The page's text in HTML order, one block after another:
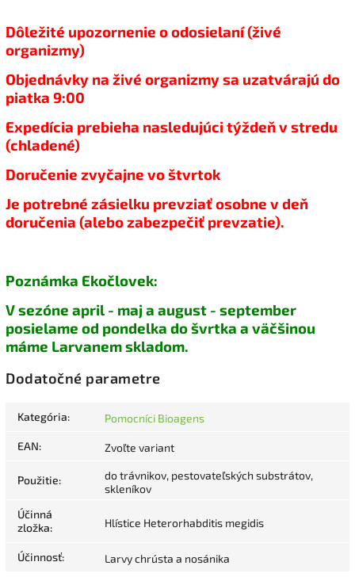
Dôležité upozornenie o odosielaní (živé
organizmy)
Objednávky na živé organizmy sa uzatvárajú do
piatka 9:00
Expedícia prebieha nasledujúci týždeň v stredu
(chladené)
Doručenie zvyčajne vo štvrtok
Je potrebné zásielku prevziať osobne v deň
doručenia (alebo zabezpečiť prevzatie).
Poznámka Ekočlovek:
V sezóne april - maj a august - september
posielame od pondelka došvrtka a väčšinou
máme Larvanem skladom.
Dodatočné parametre
Kategória: Pomocníci Bioagens
EAN: Zvoľte variant
Použitie:
do trávnikov, pestovateľských substrátov,
skleníkov
Účinná
zložka: Hlístice Heterorhabditis megidis
Účinnosť: Larvy chrústa a nosánika